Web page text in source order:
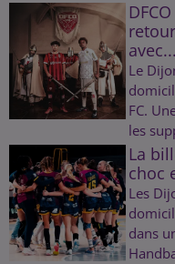
avec...
Le
FC.
les
La
choc
Les
dans